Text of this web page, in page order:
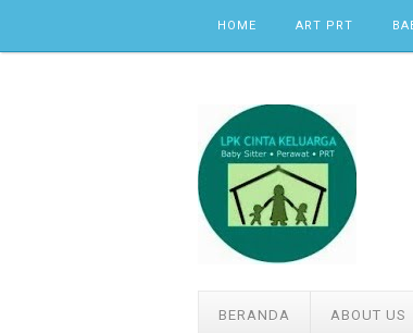
HOME ART PRT
BERANDA ABOUT US